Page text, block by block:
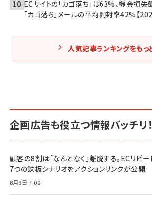
ECサイトの「カゴ落ち」は63%、機会損失
「カゴ落ち」メールの平均開封率42%【
人気記事ランキングをもっ
企画広告も役立つ情報バッチリ！
顧客の8割は「なんとなく」離脱する。ECリピ
7つの鉄板シナリオをアクションリンクが公開
8月3日 7:00